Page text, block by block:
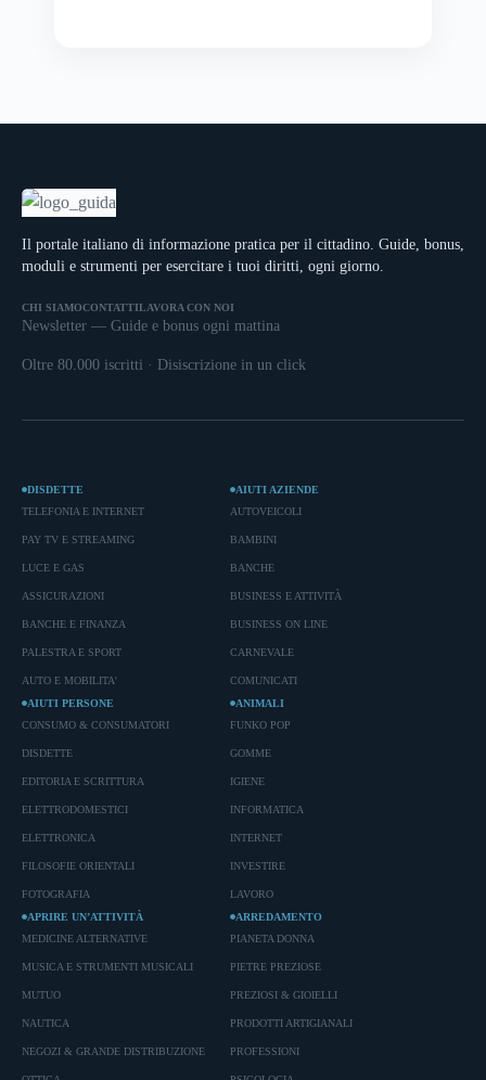
Il portale italiano di informazione pratica per il cittadino. Guide, bonus,
moduli e strumenti per esercitare i tuoi diritti, ogni giorno.
CHI SIAMOCONTATTI LAVORA CON NOI
Newsletter — Guide e bonus ogni mattina
Oltre 80.000 iscritti · Disiscrizione in un click
DISDETTE
TELEFONIA E INTERNET
PAY TV E STREAMING
LUCE E GAS
ASSICURAZIONI
BANCHE E FINANZA
PALESTRA E SPORT
AUTO E MOBILITA'
AIUTI AZIENDE
AUTOVEICOLI
BAMBINI
BANCHE
BUSINESS E ATTIVITÀ
BUSINESS ON LINE
CARNEVALE
COMUNICATI
AIUTI PERSONE
CONSUMO & CONSUMATORI
DISDETTE
EDITORIA E SCRITTURA
ELETTRODOMESTICI
ELETTRONICA
FILOSOFIE ORIENTALI
FOTOGRAFIA
ANIMALI
FUNKO POP
GOMME
IGIENE
INFORMATICA
INTERNET
INVESTIRE
LAVORO
APRIRE UN’ATTIVITÀ
MEDICINE ALTERNATIVE
MUSICA E STRUMENTI MUSICALI
MUTUO
NAUTICA
NEGOZI & GRANDE DISTRIBUZIONE
ARREDAMENTO
PIANETA DONNA
PIETRE PREZIOSE
PREZIOSI & GIOIELLI
PRODOTTI ARTIGIANALI
PROFESSIONI